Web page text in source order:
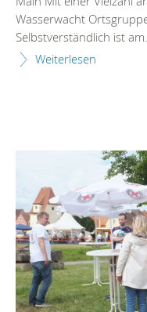
Wasserwacht
Selbstverständlich ist am...
Weiterlesen